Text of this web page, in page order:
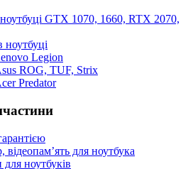
ноутбуці GTX 1070, 1660, RTX 2070,
ноутбуці
Legion
ROG, TUF, Strix
Predator
відеопам’ять для ноутбука
ноутбуків